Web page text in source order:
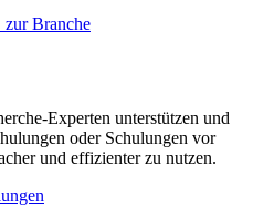
zur Branche
Experten unterstützen und
oder Schulungen vor
und effizienter zu nutzen.